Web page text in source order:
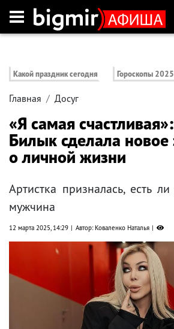
Какой праздник сегодня Гороскопы 2025
Главная Досуг
«Я самая
Билык сделала новое
о личной жизни
Артистка призналась, есть
мужчина
12 марта 2025, 14:29 Автор: Коваленко Наталья